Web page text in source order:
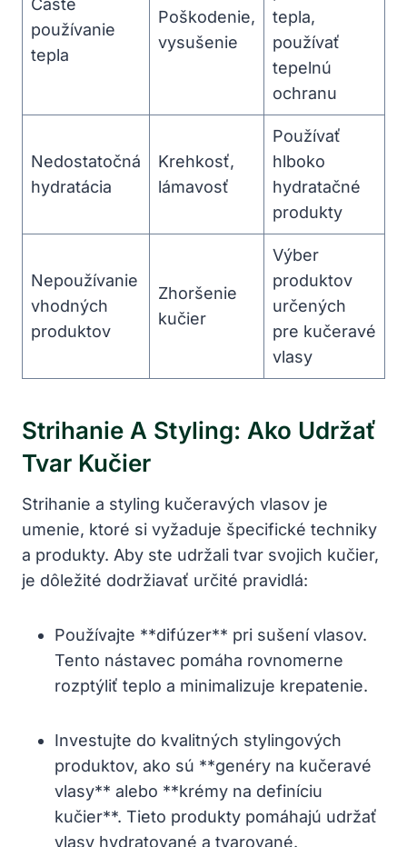
používanie‍
tepla
Poškodenie,
vysušenie
tepla,
používať
tepelnú
ochranu
Nedostatočná
hydratácia
Krehkosť,
lámavosť
Používať
hlboko
⁣hydratačné
produkty
Nepoužívanie
vhodných
produktov
Zhoršenie
kučier
Výber
produktov
určených
pre kučeravé
vlasy
Strihanie A Styling: Ako Udržať⁣
Tvar Kučier
Strihanie a styling kučeravých‍ vlasov je‌
umenie, ktoré si vyžaduje špecifické techniky
a produkty. Aby ste udržali tvar svojich kučier,
je dôležité dodržiavať určité pravidlá:
Používajte‍ **difúzer** ‍pri⁢ sušení vlasov.
Tento⁤ nástavec pomáha rovnomerne
rozptýliť⁤ teplo a minimalizuje krepatenie.
Investujte do kvalitných stylingových
produktov, ako sú **genéry na kučeravé
vlasy** alebo **krémy na definíciu
kučier**. Tieto produkty pomáhajú udržať
vlasy‍ hydratované a‍ tvarované.